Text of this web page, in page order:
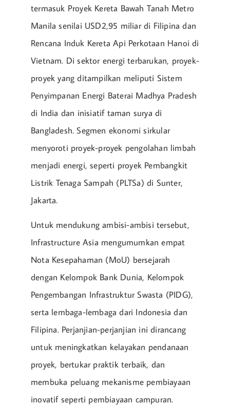
termasuk Proyek Kereta Bawah Tanah Metro
Manila senilai USD2,95 miliar di Filipina dan
Rencana Induk Kereta Api Perkotaan Hanoi di
Vietnam. Di sektor energi terbarukan, proyek-
proyek yang ditampilkan meliputi Sistem
Penyimpanan Energi Baterai Madhya Pradesh
di India dan inisiatif taman surya di
Bangladesh. Segmen ekonomi sirkular
menyoroti proyek-proyek pengolahan limbah
menjadi energi, seperti proyek Pembangkit
Listrik Tenaga Sampah (PLTSa) di Sunter,
Jakarta.
Untuk mendukung ambisi-ambisi tersebut,
Infrastructure Asia mengumumkan empat
Nota Kesepahaman (MoU) bersejarah
dengan Kelompok Bank Dunia, Kelompok
Pengembangan Infrastruktur Swasta (PIDG),
serta lembaga-lembaga dari Indonesia dan
Filipina. Perjanjian-perjanjian ini dirancang
untuk meningkatkan kelayakan pendanaan
proyek, bertukar praktik terbaik, dan
membuka peluang mekanisme pembiayaan
inovatif seperti pembiayaan campuran.